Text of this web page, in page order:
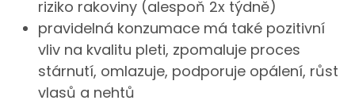
riziko rakoviny (alespoň 2x týdně)
pravidelná konzumace má také pozitivní
vliv na kvalitu pleti, zpomaluje proces
stárnutí, omlazuje, podporuje opálení, růst
vlasů a nehtů